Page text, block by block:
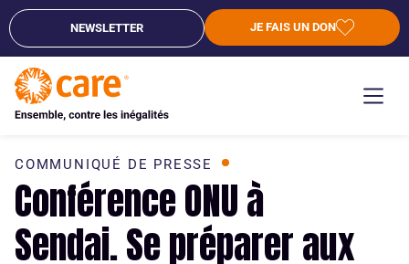
NEWSLETTER JE FAIS UN DON
COMMUNIQUÉ DE PRESSE
Conférence ONU à
Sendai. Se préparer aux